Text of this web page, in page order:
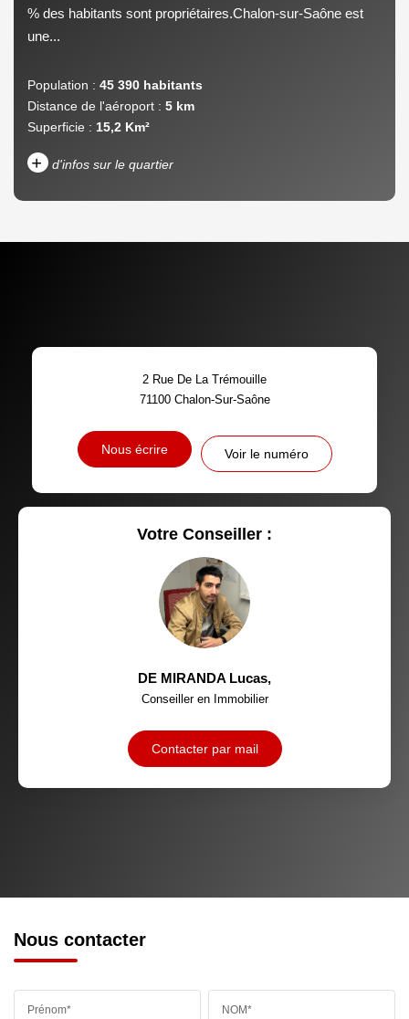
% des habitants sont propriétaires.Chalon-sur-Saône est
une...
Population : 45 390 habitants
Distance de l'aéroport : 5 km
Superficie : 15,2 Km²
+ d'infos sur le quartier
PART DES MÉNAGES SANS
VOITURE
DISTANCE DE L'AÉROPORT : SUPERFICIE :
RÉSULTATS DES LYCÉES
RESTAURANTS ET CAFÉS COMMERCES
2 Rue De La Trémouille
71100 Chalon-Sur-Saône
Nous écrire Voir le numéro
Votre Conseiller :
DE MIRANDA Lucas,
Conseiller en Immobilier
Contacter par mail
Nous contacter
Prénom* NOM*